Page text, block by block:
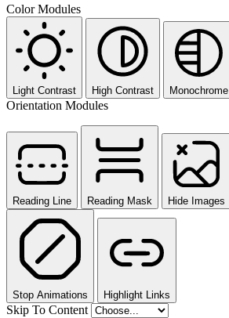
Color Modules
Light Contrast High Contrast Monochrome
Orientation Modules
Reading Line Reading Mask Hide Images
Stop Animations Highlight Links
Skip To Content